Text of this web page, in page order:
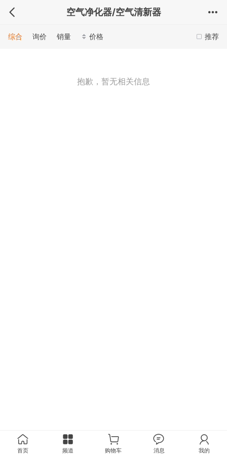
空气净化器/空气清新器
推荐
综合 询价 销量 价格
抱歉，暂无相关信息
首页 频道 购物车 消息 我的